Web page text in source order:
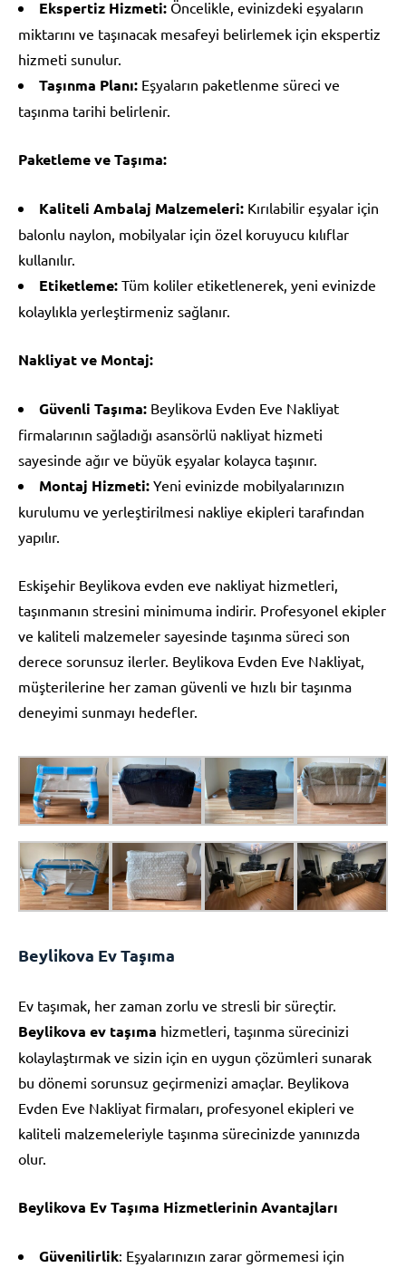
Ekspertiz Hizmeti: Öncelikle, evinizdeki eşyaların
miktarını ve taşınacak mesafeyi belirlemek için ekspertiz
hizmeti sunulur.
Taşınma Planı: Eşyaların paketlenme süreci ve
taşınma tarihi belirlenir.
Paketleme ve Taşıma:
Kaliteli Ambalaj Malzemeleri: Kırılabilir eşyalar için
balonlu naylon, mobilyalar için özel koruyucu kılıflar
kullanılır.
Etiketleme: Tüm koliler etiketlenerek, yeni evinizde
kolaylıkla yerleştirmeniz sağlanır.
Nakliyat ve Montaj:
Güvenli Taşıma: Beylikova Evden Eve Nakliyat
firmalarının sağladığı asansörlü nakliyat hizmeti
sayesinde ağır ve büyük eşyalar kolayca taşınır.
Montaj Hizmeti: Yeni evinizde mobilyalarınızın
kurulumu ve yerleştirilmesi nakliye ekipleri tarafından
yapılır.
Eskişehir Beylikova evden eve nakliyat hizmetleri,
taşınmanın stresini minimuma indirir. Profesyonel ekipler
ve kaliteli malzemeler sayesinde taşınma süreci son
derece sorunsuz ilerler. Beylikova Evden Eve Nakliyat,
müşterilerine her zaman güvenli ve hızlı bir taşınma
deneyimi sunmayı hedefler.
Beylikova Ev Taşıma
Ev taşımak, her zaman zorlu ve stresli bir süreçtir.
Beylikova ev taşıma hizmetleri, taşınma sürecinizi
kolaylaştırmak ve sizin için en uygun çözümleri sunarak
bu dönemi sorunsuz geçirmenizi amaçlar. Beylikova
Evden Eve Nakliyat firmaları, profesyonel ekipleri ve
kaliteli malzemeleriyle taşınma sürecinizde yanınızda
olur.
Beylikova Ev Taşıma Hizmetlerinin Avantajları
Güvenilirlik: Eşyalarınızın zarar görmemesi için